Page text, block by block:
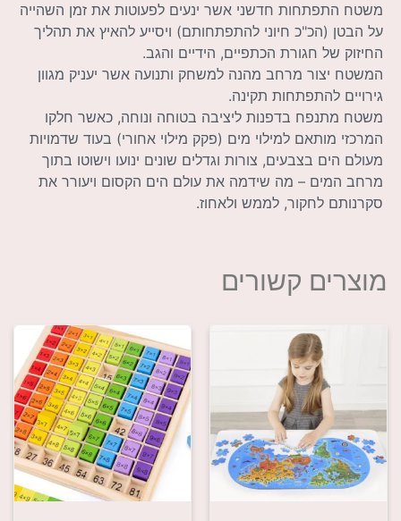
משטח התפתחות חדשני אשר ינעים לפעוטות את זמן השהייה
על הבטן (הכ"כ חיוני להתפתחותם) ויסייע להאיץ את תהליך
החיזוק של חגורת הכתפיים, הידיים והגב.
המשטח יצור מרחב מהנה למשחק ותנועה אשר יעניק מגוון
גירויים להתפתחות תקינה.
משטח מתנפח בדפנות ליציבה בטוחה ונוחה, כאשר חלקו
המרכזי מותאם למילוי מים (פקק מילוי אחורי) בעוד שדמויות
מעולם הים בצבעים, צורות וגדלים שונים ינועו וישוטו בתוך
מרחב המים – מה שידמה את עולם הים הקסום ויעורר את
סקרנותם לחקור, לממש ולאחוז.
מוצרים קשורים